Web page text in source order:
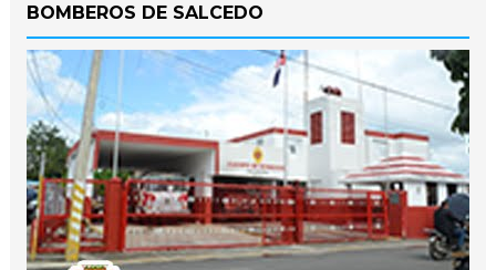
BOMBEROS DE SALCEDO